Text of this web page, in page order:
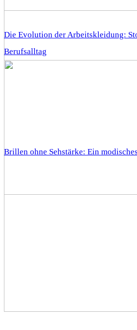
Die Evolution der Arbeitskleidung:
Berufsalltag
Brillen ohne Sehstärke: Ein